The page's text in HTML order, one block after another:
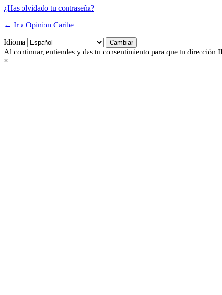
¿Has olvidado tu contraseña?
← Ir a Opinion Caribe
Idioma
Al continuar, entiendes y das tu consentimiento para que tu dirección
×